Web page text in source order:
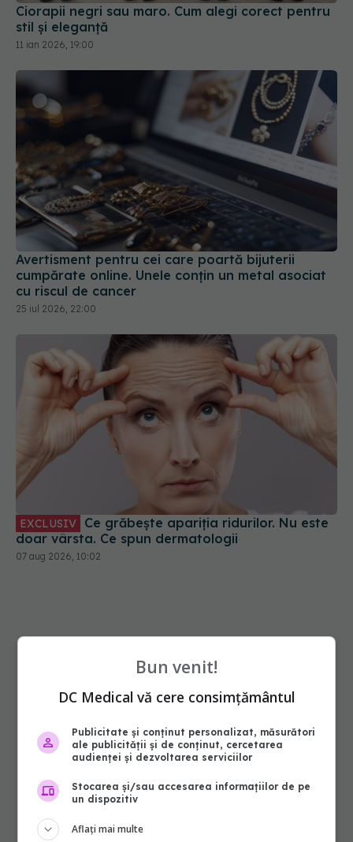
Ciorapii negri sau maro. Cum alegi corect pentru
stil și eleganță
11 ian 2026, 19:00
Avertisment pentru cei care poartă bijuterii
cumpărate online. Unele conțin un metal asociat
cu riscul de cancer
25 iul 2026, 22:00
EXCLUSIV
doar vârsta. Ce spun dermatologii
07 aug 2026, 10:02
Bun venit!
DC Medical vă cere consimțământul
Publicitate și conținut personalizat, măsurători
ale publicității și de conținut, cercetarea
audienței și dezvoltarea serviciilor
Stocarea și/sau accesarea informațiilor de pe
un dispozitiv
Aflați mai multe